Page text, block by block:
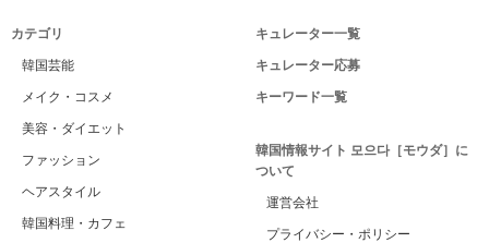
カテゴリ
韓国芸能
メイク・コスメ
美容・ダイエット
ファッション
ヘアスタイル
韓国料理・カフェ
キュレーター一覧
キュレーター応募
キーワード一覧
韓国情報サイト 모으다［モウダ］に
ついて
運営会社
プライバシー・ポリシー